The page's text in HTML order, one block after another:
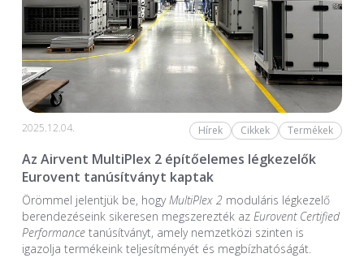
2025.12.04. Hírek Cikkek Termékek
Az Airvent MultiPlex 2 építőelemes légkezelők
Eurovent tanúsítványt kaptak
Örömmel jelentjük be, hogyMultiPlex 2moduláris légkezelő
berendezéseink sikeresen megszerezték az Eurovent Certified
Performancetanúsítványt, amely nemzetközi szinten is
igazolja termékeink teljesítményét és megbízhatóságát.